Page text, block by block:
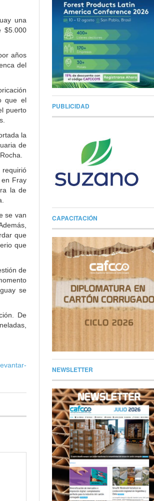
una
$5.000
años
del
que el
puerto
la
de
requirió
Fray
la de
se van
que
que
de
se
De
PUBLICIDAD
CAPACITACIÓN
NEWSLETTER